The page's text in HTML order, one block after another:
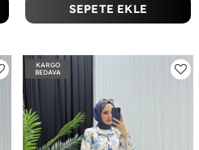
SEPETE EKLE
KARGO
BEDAVA